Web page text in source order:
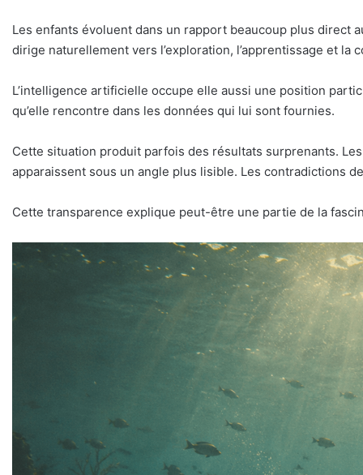
Les enfants évoluent dans un rapport beaucoup plus direct
dirige naturellement vers l’exploration, l’apprentissage et la
L’intelligence artificielle occupe elle aussi une position
qu’elle rencontre dans les données qui lui sont fournies.
Cette situation produit parfois des résultats surprenants.
apparaissent sous un angle plus lisible. Les contradictions
Cette transparence explique peut-être une partie de la